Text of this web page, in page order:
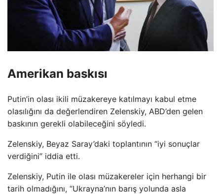
Amerikan baskısı
Putin’in olası ikili müzakereye katılmayı kabul etme
olasılığını da değerlendiren Zelenskiy, ABD’den gelen
baskının gerekli olabileceğini söyledi.
Zelenskiy, Beyaz Saray’daki toplantının “iyi sonuçlar
verdiğini” iddia etti.
Zelenskiy, Putin ile olası müzakereler için herhangi bir
tarih olmadığını, “Ukrayna’nın barış yolunda asla